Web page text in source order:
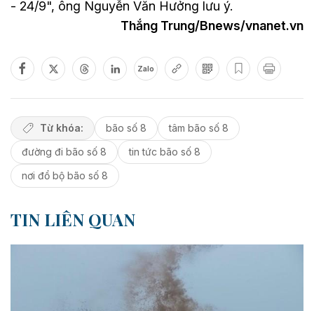
- 24/9", ông Nguyễn Văn Hưởng lưu ý.
Thắng Trung/Bnews/vnanet.vn
Zalo
Từ khóa: bão số 8
tâm bão số 8
đường đi bão số 8
tin tức bão số 8
nơi đổ bộ bão số 8
TIN LIÊN QUAN